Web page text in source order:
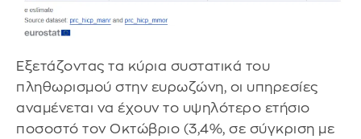
Εξετάζοντας τα κύρια συστατικά του
πληθωρισμού στην ευρωζώνη, οι υπηρεσίες
αναμένεται να έχουν το υψηλότερο ετήσιο
ποσοστό τον Οκτώβριο (3,4%, σε σύγκριση με